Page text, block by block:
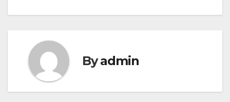
Byadmin